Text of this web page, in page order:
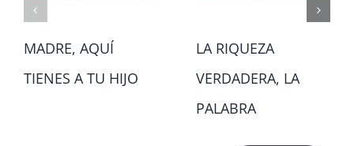
MADRE, AQUÍ
TIENES A TU HIJO
LA RIQUEZA
VERDADERA, LA
PALABRA